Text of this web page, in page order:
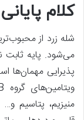
کلام پایانی
شله زرد از
می‌شود. پایه ثابت
منیزیم، پتاسیم